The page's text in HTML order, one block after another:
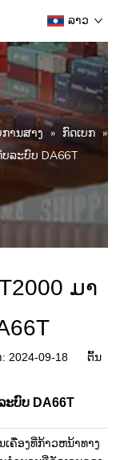
ລາວ
ານສາງ » ກົດເບກ »
ລະບົບ DA66T
ມາ
2024-09-18 ຕົ້ນ
ະບົບ DA66T
ເຄື່ອງທີ່ກ້າວຫນ້າທາງ